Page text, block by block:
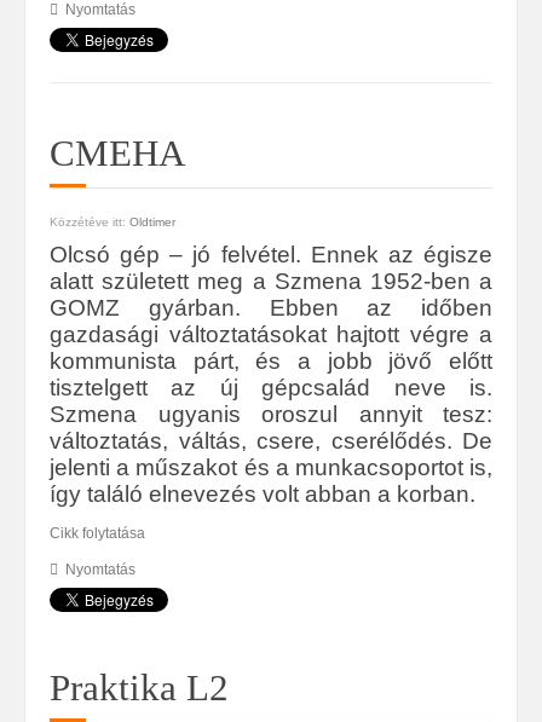
Nyomtatás
CMEHA
Közzétéve itt: Oldtimer
Olcsó gép – jó felvétel. Ennek az égisze
alatt született meg a Szmena 1952-ben a
GOMZ gyárban. Ebben az időben
gazdasági változtatásokat hajtott végre a
kommunista párt, és a jobb jövő előtt
tisztelgett az új gépcsalád neve is.
Szmena ugyanis oroszul annyit tesz:
változtatás, váltás, csere, cserélődés. De
jelenti a műszakot és a munkacsoportot is,
így találó elnevezés volt abban a korban.
Cikk folytatása
Nyomtatás
Praktika L2